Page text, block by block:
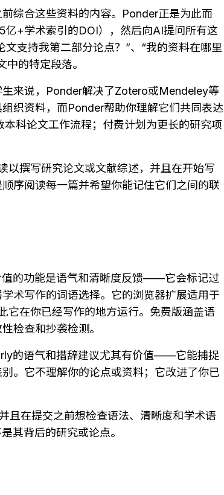
综合这些资料的内容。Ponder正是为此而
+学术索引的DOI），然后向AI提问所有这
支持我第二部分论点？”、“我的资料在哪里
的特定段落。
来说，Ponder解决了Zotero或Mendeley等
织资料，而Ponder帮助你理解它们共同表达
科论文工作流程；付费计划为更长的研究项
以撰写研究论文或文献综述，并且在开始写
序阅读每一篇并希望你能记住它们之间的联
值的功能是语气和清晰度反馈——它会标记过
术写作的词语选择。它的浏览器扩展适用于
在你已经写作的地方运行。免费版涵盖语
检查和抄袭检测。
的语气和措辞建议尤其有价值——它能捕捉
。它不理解你的论点或资料；它改进了你已
且在提交之前想检查语法、清晰度和学术语
其背后的研究或论点。